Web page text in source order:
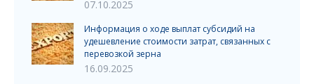
07.10.2025
Информация о ходе выплат субсидий на
удешевление стоимости затрат, связанных с
перевозкой зерна
16.09.2025